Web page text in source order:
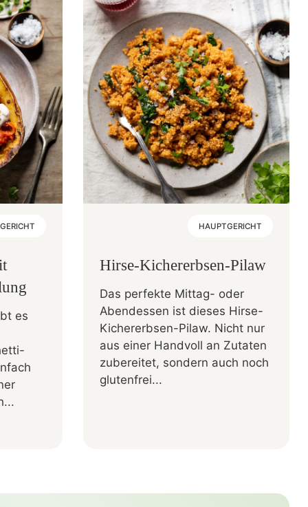
es
HAUPTGERICHT
Hirse-Kichererbsen-Pilaw
Das perfekte Mittag- oder
Abendessen ist dieses Hirse-
Kichererbsen-Pilaw. Nicht nur
aus einer Handvoll an Zutaten
zubereitet, sondern auch noch
glutenfrei...